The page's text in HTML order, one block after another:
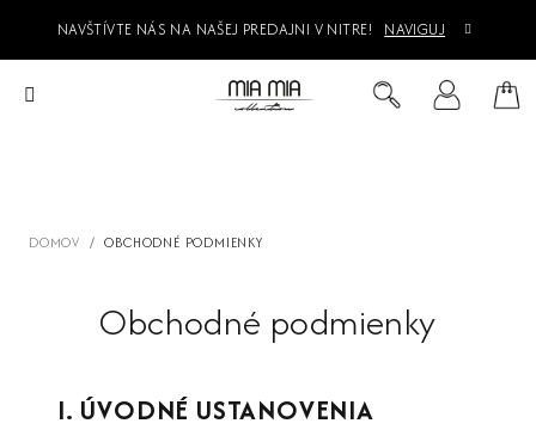
obsah
NAVŠTÍVTE NÁS NA NAŠEJ PREDAJNI V NITRE! NAVIGUJ
DOMOV / OBCHODNÉ PODMIENKY
Obchodné podmienky
I. ÚVODNÉ USTANOVENIA